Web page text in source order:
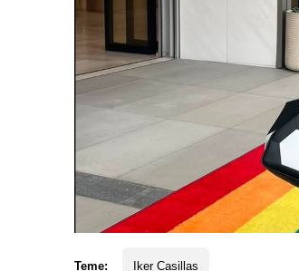
Teme: Iker Casillas